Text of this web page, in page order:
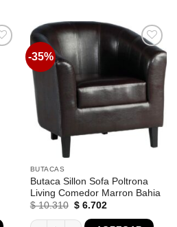
Negra cantidad
-35% Favoritos
BUTACAS
Butaca Sillon Sofa Poltrona
Living Comedor Marron Bahia
$10.310 El
original
$6.702El
Butaca Sillon Sofa Poltrona Living